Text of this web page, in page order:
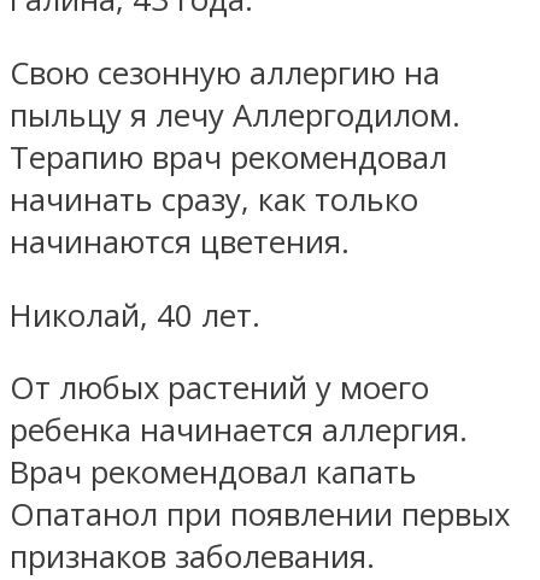
Свою сезонную аллергию на
пыльцу я лечу Аллергодилом.
Терапию врач рекомендовал
начинать сразу, как только
начинаются цветения.
Николай, 40 лет.
От любых растений у моего
ребенка начинается аллергия.
Врач рекомендовал капать
Опатанол при появлении первых
признаков заболевания.